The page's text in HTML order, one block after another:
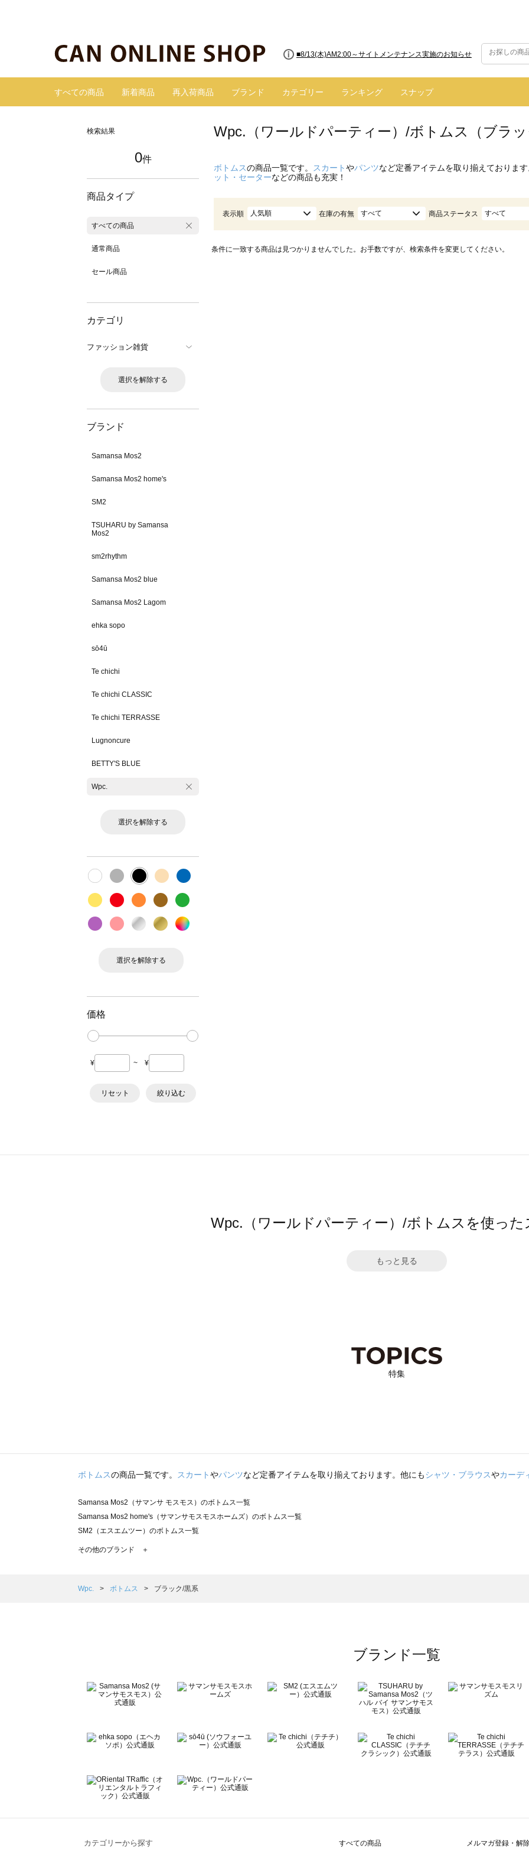
■8/13(木)AM2:00～サイトメンテナンス実施のお知らせ
すべての商品 新着商品 再入荷商品 ブランド カテゴリー ランキング スナップ
検索結果
0件
商品タイプ
すべての商品
通常商品
セール商品
カテゴリ
ファッション雑貨
選択を解除する
ブランド
Samansa Mos2
Samansa Mos2 home's
SM2
TSUHARU by Samansa
Mos2
sm2rhythm
Samansa Mos2 blue
Samansa Mos2 Lagom
ehka sopo
sō4ū
Te chichi
Te chichi CLASSIC
Te chichi TERRASSE
Lugnoncure
BETTY'S BLUE
Wpc.
選択を解除する
選択を解除する
価格
¥ ~ ¥
リセット 絞り込む
Wpc.（ワールドパーティー）/ボトムス（ブラッ
ボトムスの商品一覧です。 スカートやパンツなど定番アイテムを取り揃えておりま
ット・セーターなどの商品も充実！
表示順 人気順 在庫の有無 すべて 商品ステータス すべて
条件に一致する商品は見つかりませんでした。お手数ですが、検索条件を変更してください。
Wpc.（ワールドパーティー）/ボトムスを使った
もっと見る
特集
ボトムスの商品一覧です。 スカートやパンツなど定番アイテムを取り揃えております。他にもシャツ・ブラウスやカーデ
Samansa Mos2（サマンサ モスモス）のボトムス一覧
Samansa Mos2 home's（サマンサモスモスホームズ）のボトムス一覧
SM2（エスエムツー）のボトムス一覧
TSUHARU by Samansa Mos2（ツハルバイサマンサモスモス）のボトムス一覧
Samansa Mos2 Lagom（サマンサモスモス ラーゴム）のボトムス一覧
BETTY'S BLUE（べティーズブルー）のボトムス一覧
Wpc.（ワールドパーティー）のボトムス一覧
その他のブランド ＋
Wpc. ボトムス ブラック/黒系
ブランド一覧
カテゴリーから探す すべての商品 メルマガ登録・解